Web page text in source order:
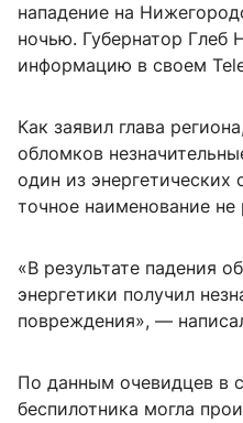
нападение на
ночью. Губернатор Глеб
информацию в своем
Как заявил глава
обломков
один из энергетических
точное наименование не
«В результате падения
энергетики получил
повреждения», —
По данным очевидцев в
беспилотника могла